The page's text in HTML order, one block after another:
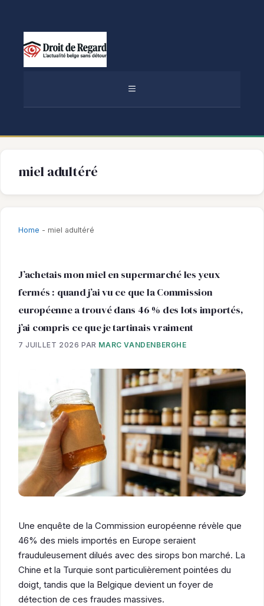
MENU
miel adultéré
Home - miel adultéré
J’achetais mon miel en supermarché les yeux
fermés : quand j’ai vu ce que la Commission
européenne a trouvé dans 46 % des lots importés,
j’ai compris ce que je tartinais vraiment
7 JUILLET 2026 PAR MARC VANDENBERGHE
Une enquête de la Commission européenne révèle que
46% des miels importés en Europe seraient
frauduleusement dilués avec des sirops bon marché. La
Chine et la Turquie sont particulièrement pointées du
doigt, tandis que la Belgique devient un foyer de
détection de ces fraudes massives.